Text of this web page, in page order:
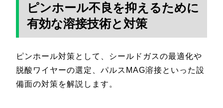
ピンホール不良を抑えるために
有効な溶接技術と対策
ピンホール対策として、シールドガスの最適化や
脱酸ワイヤーの選定、パルスMAG溶接といった設
備面の対策を解説します。